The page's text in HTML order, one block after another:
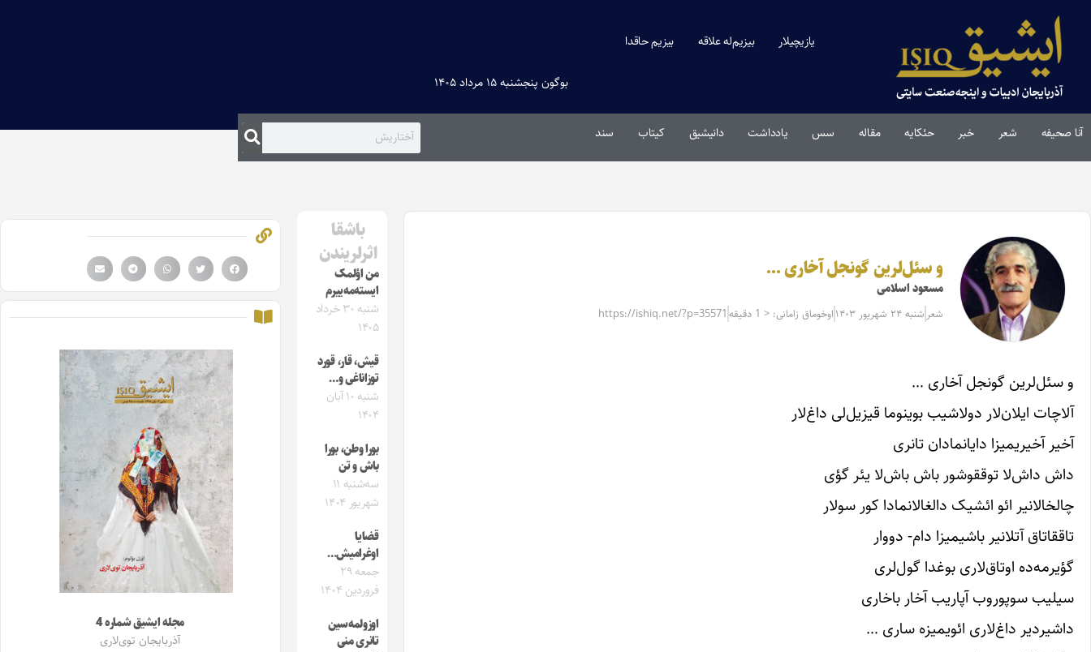
یازیچیلار بیزیم‌له علاقه بیزیم حاقدا
بوگون پنجشنبه ۱۵ مرداد ۱۴۰۵
آنا صحیفه شعر خبر حئکایه مقاله‌ سس یادداشت دانیشیق کیتاب سند
و سئل‌لرین گونجل آخاری …
مسعود اسلامی
شعر شنبه ۲۴ شهریور ۱۴۰۳ اوخوماق زامانی: < 1 دقیقه https://ishiq.net/?p=35571
و سئل‌لرین گونجل آخاری …
آلاچات ایلان‌لار دولاشیب بوینوما قیزیل‌لی داغ‌لار
آخیر آخیریمیزا دایانمادان ‌تانری
داش داش‌لا توققوشور باش باش‌لا یئر گؤی
چالخالانیر ائو ائشیک دالغالانمادا کور سو‌لار
تاققاتاق آتلانیر باشیمیزا دام- دووار
گؤیرمه‌ده اوتاق‌‌لاری بوغدا گول‌لری
سیلیب سوپوروب آپاریب آخار باخاری
داشیردیر داغ‌‌لاری ائویمیزه ساری …
باشقا
اثرلریندن
من اؤلمک
ایسته‌مه‌ییرم
شنبه ۳۰ خرداد
۱۴۰۵
قیش، قار، قورد
توزاناغی و…
شنبه ۱۰ آبان
۱۴۰۴
بورا وطن، بورا
باش و تن
سه‌شنبه ۱۱
شهریور ۱۴۰۴
قضایا
اوغرامیش…
جمعه ۲۹
فروردین ۱۴۰۴
اوزولمه‌سین
تانری منی
مجله ایشیق شماره 4
آذربایجان توی‌لاری